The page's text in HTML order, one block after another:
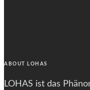
ABOUT LOHAS
LOHAS ist das